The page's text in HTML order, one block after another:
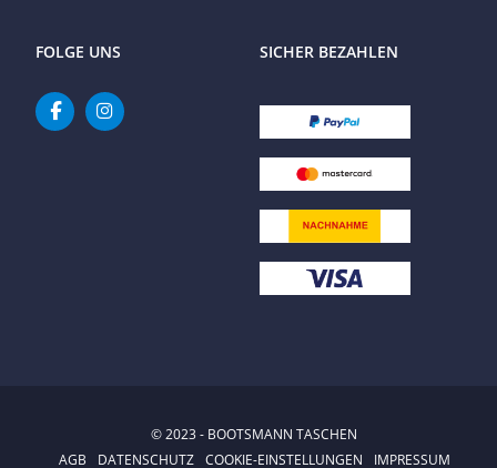
FOLGE UNS SICHER BEZAHLEN
© 2023 - BOOTSMANN TASCHEN
AGB
DATENSCHUTZ COOKIE-EINSTELLUNGEN IMPRESSUM